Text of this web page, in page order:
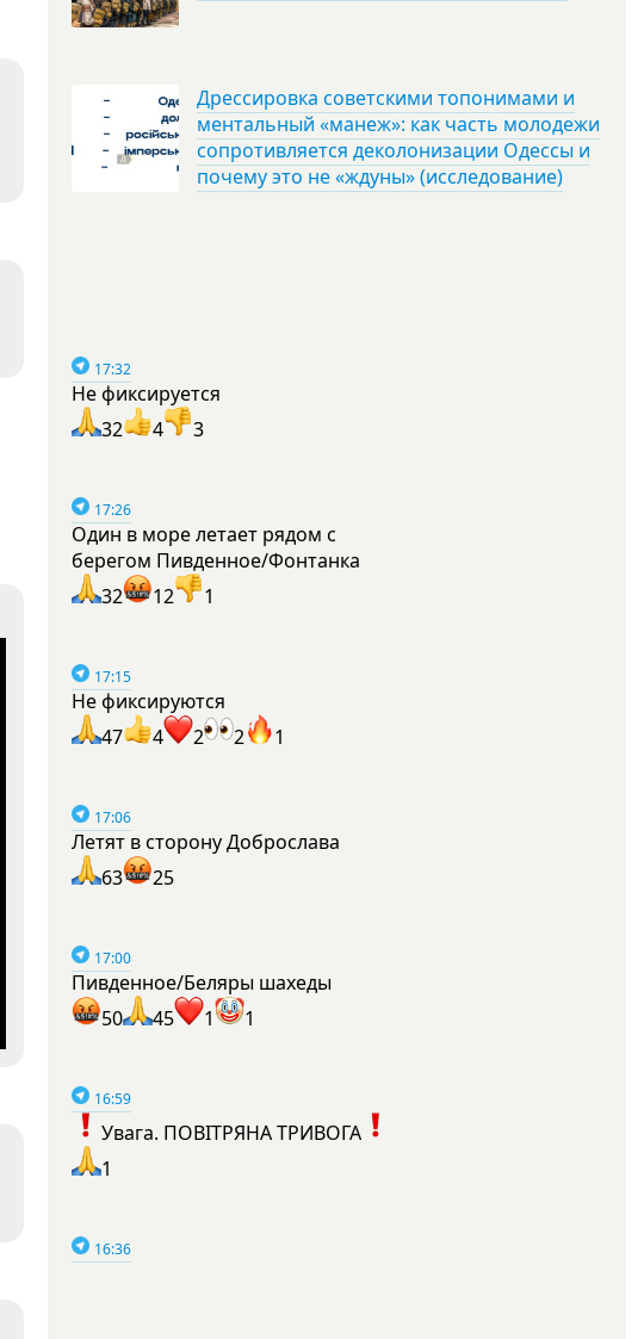
Дрессировка советскими топонимами и
ментальный «манеж»: как часть молодежи
сопротивляется деколонизации Одессы и
почему это не «ждуны» (исследование)
17:32
Не фиксируется
32
4 3
17:26
Один в море летает рядом с
берегом Пивденное/Фонтанка
32
12 1
17:15
Не фиксируются
47
4 2 2 1
17:06
Летят в сторону Доброслава
63
25
17:00
Пивденное/Беляры шахеды
50
45 1 1
16:59
Увага. ПОВІТРЯНА ТРИВОГА
1
16:36